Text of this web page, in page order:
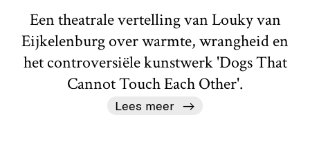
Een theatrale vertelling van Louky van
Eijkelenburg over warmte, wrangheid en
het controversiële kunstwerk 'Dogs That
Cannot Touch Each Other'.
Lees meer